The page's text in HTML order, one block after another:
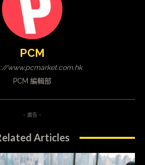
PCM
www.pcmarket.com.hk
PCM 編輯部
- 廣告 -
Articles